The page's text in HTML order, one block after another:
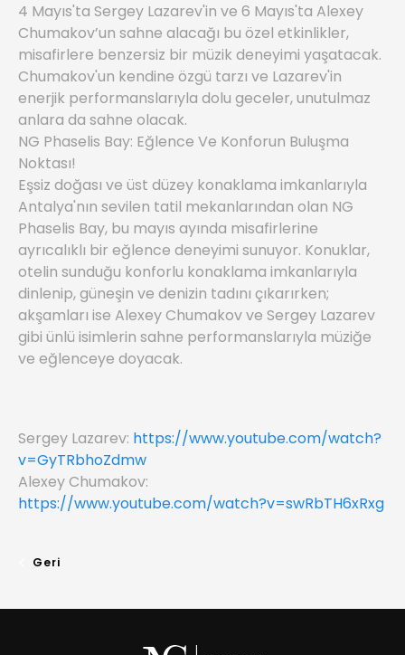
4 Mayıs'ta Sergey Lazarev'in ve 6 Mayıs'ta Alexey
Chumakov’un sahne alacağı bu özel etkinlikler,
misafirlere benzersiz bir müzik deneyimi yaşatacak.
Chumakov'un kendine özgü tarzı ve Lazarev'in
enerjik performanslarıyla dolu geceler, unutulmaz
anlara da sahne olacak.
NG Phaselis Bay: Eğlence Ve Konforun Buluşma
Noktası!
Eşsiz doğası ve üst düzey konaklama imkanlarıyla
Antalya'nın sevilen tatil mekanlarından olan NG
Phaselis Bay, bu mayıs ayında misafirlerine
ayrıcalıklı bir eğlence deneyimi sunuyor. Konuklar,
otelin sunduğu konforlu konaklama imkanlarıyla
dinlenip, güneşin ve denizin tadını çıkarırken;
akşamları ise Alexey Chumakov ve Sergey Lazarev
gibi ünlü isimlerin sahne performanslarıyla müziğe
ve eğlenceye doyacak.
Sergey Lazarev: https://www.youtube.com/watch?
v=GyTRbhoZdmw
Alexey Chumakov:
https://www.youtube.com/watch?v=swRbTH6xRxg
Geri